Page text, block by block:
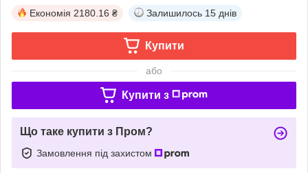
Економія 2180.16 ₴ Залишилось 15 днів
Купити
або
Купити з
Що таке купити з Пром?
Замовлення під захистом